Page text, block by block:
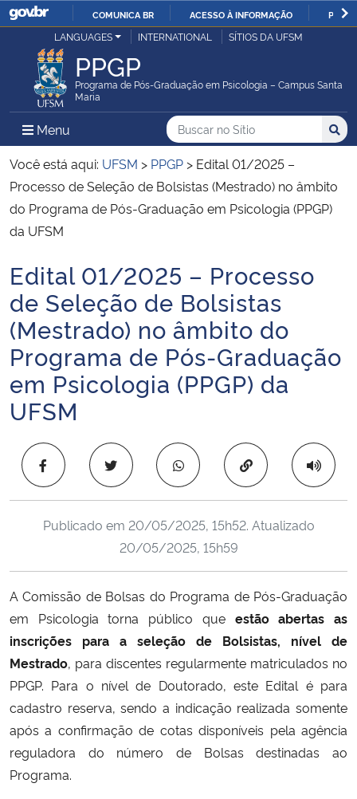
IR
O
COMUNICA BR ACESSO À INFORMAÇÃO
Ministério da Justiça e Segurança Pública
Ministério da Defesa
Ministério das Relações Exteriores
Ministério da Economia
Ministério da Agricultura, Pecuária e Abastecimento
Ministério da Educação
Ministério da Cidadania
Ministério da Saúde
Ministério de Minas e Energia
Ministério da Ciência, Tecnologia, Inovações e Comunicações
Ministério do Desenvolvimento Regional
Controladoria-Geral da União
Ministério da Mulher, da Família e dos Direitos Humanos
Secretaria-Geral
LANGUAGES INTERNATIONAL SÍTIOS DA UFSM
PPGP
Programa de Pós-Graduação em Psicologia – Campus Santa
Maria
Menu Menu Principal do Sítio
Busca
Buscar no no Sítio
Busca:
Você está aqui: UFSM > PPGP > Edital 01/2025 –
Processo de Seleção de Bolsistas (Mestrado) no âmbito
do Programa de Pós-Graduação em Psicologia (PPGP)
da UFSM
Início do conteúdo
Edital 01/2025 – Processo
de Seleção de Bolsistas
(Mestrado) no âmbito do
Programa de Pós-Graduação
em Psicologia (PPGP) da
UFSM
Copiar para área
Publicado em 20/05/2025, 15h52. Atualizado
20/05/2025, 15h59
A Comissão de Bolsas do Programa de Pós-Graduação
em Psicologia torna público que estão abertas as
inscrições para a seleção de Bolsistas, nível de
Mestrado, para discentes regularmente matriculados no
PPGP. Para o nível de Doutorado, este Edital é para
cadastro reserva, sendo a indicação realizada somente
após a confirmação de cotas disponíveis pela agência
reguladora do número de Bolsas destinadas ao
Programa.